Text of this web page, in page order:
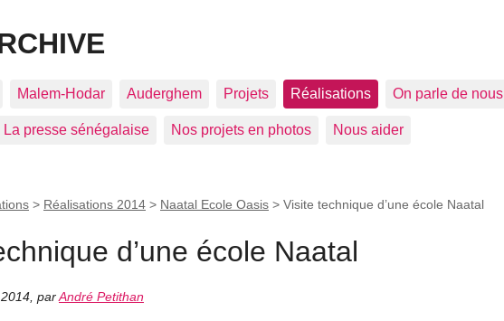
Malem-Hodar Auderghem Projets Réalisations On parle de nous
La presse sénégalaise Nos projets en photos Nous aider
> Réalisations 2014 > Naatal Ecole Oasis > Visite technique d’une école Naatal
d’une école Naatal
parAndré Petithan